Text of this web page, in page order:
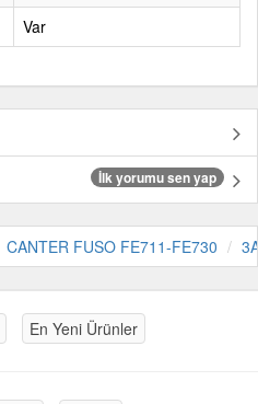
Var
İlk yorumu sen yap
CANTER FUSO FE711-FE730
En Yeni Ürünler